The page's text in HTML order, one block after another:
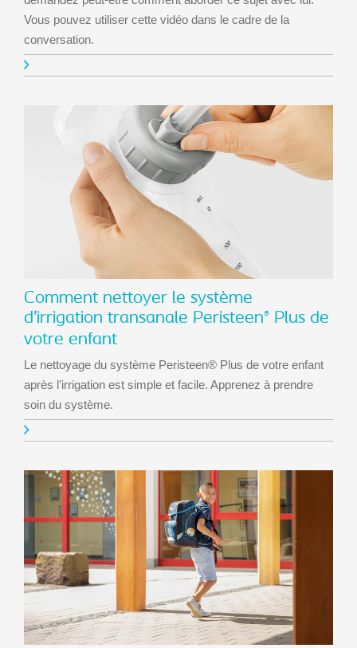
Vous pouvez utiliser cette vidéo dans le cadre de la
conversation.
Comment nettoyer le système
d’irrigation transanale Peristeen® Plus de
votre enfant
Le nettoyage du système Peristeen® Plus de votre enfant
après l’irrigation est simple et facile. Apprenez à prendre
soin du système.